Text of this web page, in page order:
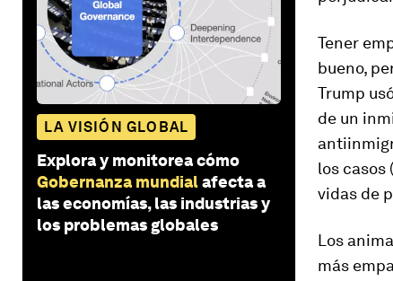
LA VISIÓN GLOBAL
Explora y monitorea cómo
Gobernanza mundialafecta a
las economías, las industrias y
los problemas globales
Tener
bueno,
Trump
de un
los casos
vidas de
Los
más